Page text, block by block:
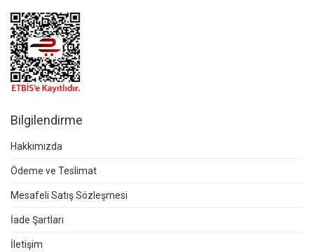
Bilgilendirme
Hakkımızda
Ödeme ve Teslimat
Mesafeli Satış Sözleşmesi
İade Şartları
İletişim